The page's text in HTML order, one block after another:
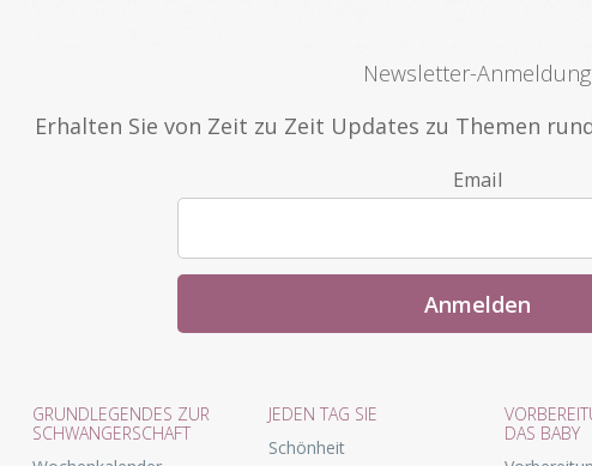
Newsletter-Anmeldung
Erhalten Sie von Zeit zu Zeit Updates zu Themen
Email
GRUNDLEGENDES ZUR
SCHWANGERSCHAFT
JEDEN TAG SIE
Schönheit
DAS BABY